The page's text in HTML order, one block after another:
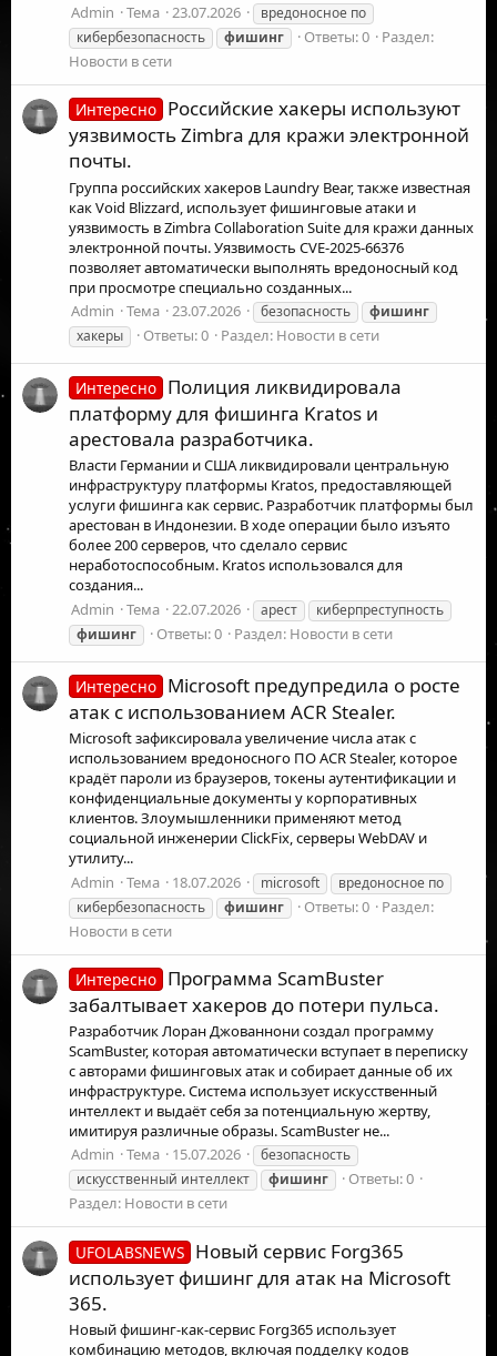
Admin
Тема 23.07.2026
вредоносное по
кибербезопасность
фишинг Ответы: 0
Раздел:
Новости в сети
Интересно Российские хакеры используют
уязвимость Zimbra для кражи электронной
почты.
Группа российских хакеров Laundry Bear, также известная
как Void Blizzard, использует фишинговые атаки и
уязвимость в Zimbra Collaboration Suite для кражи данных
электронной почты. Уязвимость CVE-2025-66376
позволяет автоматически выполнять вредоносный код
при просмотре специально созданных...
Admin
Тема 23.07.2026 безопасность
фишинг
хакеры
Ответы: 0 Раздел: Новости в сети
Интересно Полиция ликвидировала
платформу для фишинга Kratos и
арестовала разработчика.
Власти Германии и США ликвидировали центральную
инфраструктуру платформы Kratos, предоставляющей
услуги фишинга как сервис. Разработчик платформы был
арестован в Индонезии. В ходе операции было изъято
более 200 серверов, что сделало сервис
неработоспособным. Kratos использовался для
создания...
Admin
Тема 22.07.2026 арест
киберпреступность
фишинг
Ответы: 0 Раздел: Новости в сети
Интересно Microsoft предупредила о росте
атак с использованием ACR Stealer.
Microsoft зафиксировала увеличение числа атак с
использованием вредоносного ПО ACR Stealer, которое
крадёт пароли из браузеров, токены аутентификации и
конфиденциальные документы у корпоративных
клиентов. Злоумышленники применяют метод
социальной инженерии ClickFix, серверы WebDAV и
утилиту...
Admin
Тема 18.07.2026 microsoft
вредоносное по
кибербезопасность
фишинг Ответы: 0
Раздел:
Новости в сети
Интересно Программа ScamBuster
забалтывает хакеров до потери пульса.
Разработчик Лоран Джованнони создал программу
ScamBuster, которая автоматически вступает в переписку
с авторами фишинговых атак и собирает данные об их
инфраструктуре. Система использует искусственный
интеллект и выдаёт себя за потенциальную жертву,
имитируя различные образы. ScamBuster не...
Admin
Тема 15.07.2026
безопасность
искусственный интеллект
фишинг
Ответы: 0
Раздел: Новости в сети
UFOLABSNEWS Новый сервис Forg365
использует фишинг для атак на Microsoft
365.
Новый фишинг-как-сервис Forg365 использует
комбинацию методов, включая подделку кодов